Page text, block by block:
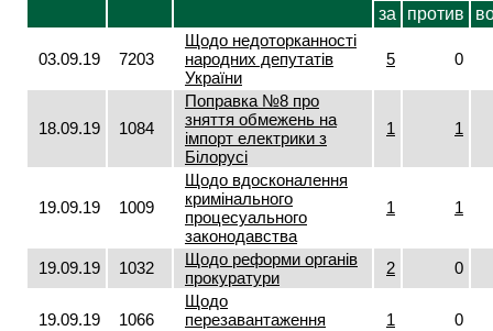
за
против
03.09.19 7203
Щодо недоторканності
народних депутатів
України
5 0
18.09.19 1084
Поправка №8 про
зняття обмежень на
імпорт електрики з
Білорусі
1 1
19.09.19 1009
Щодо вдосконалення
кримінального
процесуального
законодавства
1 1
19.09.19 1032
Щодо реформи органів
прокуратури
2 0
19.09.19 1066
Щодо
перезавантаження
1 0